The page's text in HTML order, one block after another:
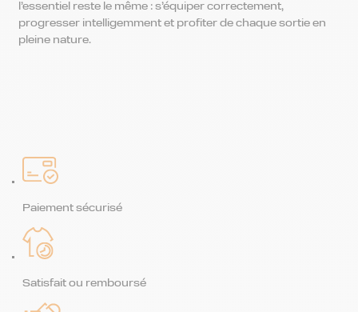
l’essentiel reste le même : s’équiper correctement,
progresser intelligemment et profiter de chaque sortie en
pleine nature.
Paiement sécurisé
Satisfait ou remboursé